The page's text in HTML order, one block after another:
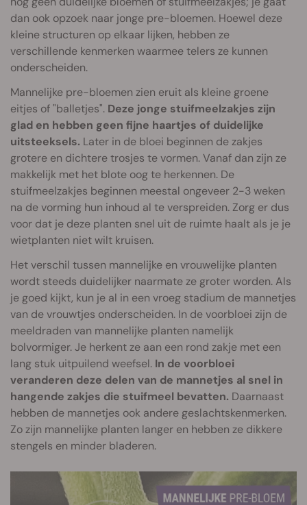
dan ook opzoek naar jonge pre-bloemen. Hoewel deze
kleine structuren op elkaar lijken, hebben ze
verschillende kenmerken waarmee telers ze kunnen
onderscheiden.
Mannelijke pre-bloemen zien eruit als kleine groene
eitjes of "balletjes". Deze jonge stuifmeelzakjes zijn
glad en hebben geen fijne haartjes of duidelijke
uitsteeksels. Later in de bloei beginnen de zakjes
grotere en dichtere trosjes te vormen. Vanaf dan zijn ze
makkelijk met het blote oog te herkennen. De
stuifmeelzakjes beginnen meestal ongeveer 2-3 weken
na de vorming hun inhoud al te verspreiden. Zorg er dus
voor dat je deze planten snel uit de ruimte haalt als je je
wietplanten niet wilt kruisen.
Het verschil tussen mannelijke en vrouwelijke planten
wordt steeds duidelijker naarmate ze groter worden. Als
je goed kijkt, kun je al in een vroeg stadium de mannetjes
van de vrouwtjes onderscheiden. In de voorbloei zijn de
meeldraden van mannelijke planten namelijk
bolvormiger. Je herkent ze aan een rond zakje met een
lang stuk uitpuilend weefsel. In de voorbloei
veranderen deze delen van de mannetjes al snel in
hangende zakjes die stuifmeel bevatten. Daarnaast
hebben de mannetjes ook andere geslachtskenmerken.
Zo zijn mannelijke planten langer en hebben ze dikkere
stengels en minder bladeren.